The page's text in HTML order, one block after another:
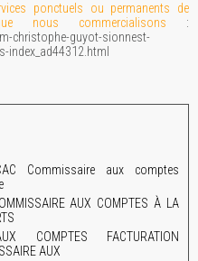
ponctuels ou permanents de
nous commercialisons :
christophe-guyot-sionnest-
index_ad44312.html
Commissaire aux comptes
AUX COMPTES À LA
COMPTES FACTURATION
AUX